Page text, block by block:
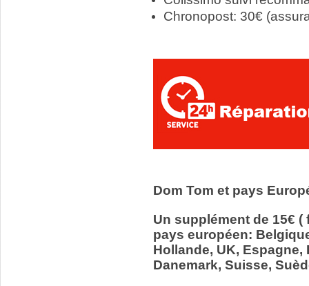
Chronopost: 30€
Dom Tom et pays
Un supplément de 15€
pays européen:
Hollande, UK,
Danemark, Suisse,